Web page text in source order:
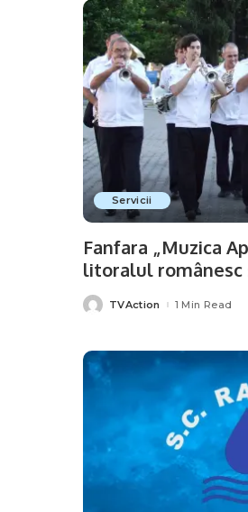
Servicii
Fanfara „Muzica
litoralul românesc
PostedTVAction 1 Min Read